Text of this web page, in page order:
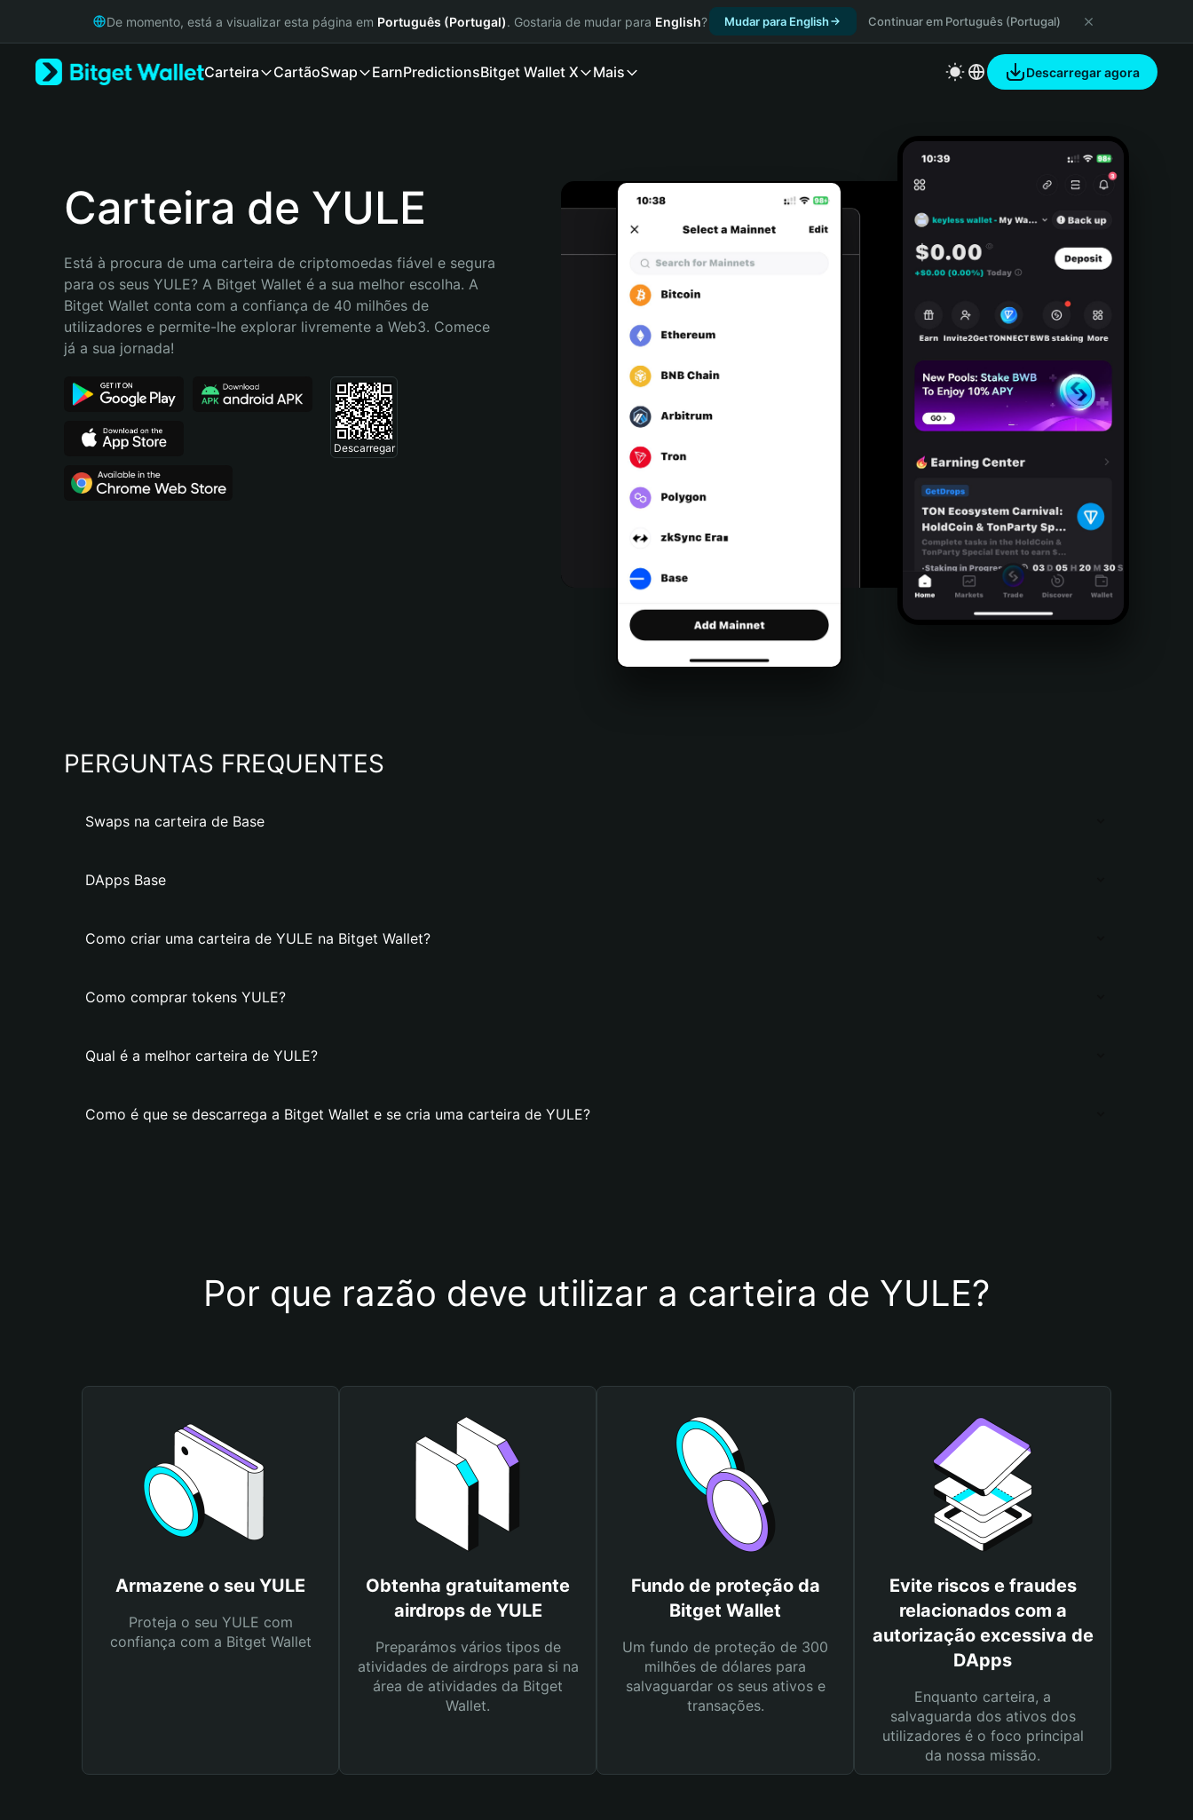
Русский
Bahasa Indonesia
Español (Argentina)
De momento, está a visualizar esta página em Português (Portugal). Gostaria de mudar para English? Mudar para English Continuar em Português (Portugal)
Carteira CartãoSwap EarnPredictionsBitget Wallet X Mais Descarregar agora
Carteira de YULE
Está à procura de uma carteira de criptomoedas fiável e segura
para os seus YULE? A Bitget Wallet é a sua melhor escolha. A
Bitget Wallet conta com a confiança de 40 milhões de
utilizadores e permite-lhe explorar livremente a Web3. Comece
já a sua jornada!
Descarregar
PERGUNTAS FREQUENTES
Swaps na carteira de Base
DApps Base
Como criar uma carteira de YULE na Bitget Wallet?
Como comprar tokens YULE?
Qual é a melhor carteira de YULE?
Como é que se descarrega a Bitget Wallet e se cria uma carteira de YULE?
Por que razão deve utilizar a carteira de YULE?
Armazene o seu YULE
Proteja o seu YULE com
confiança com a Bitget Wallet
Obtenha gratuitamente
airdrops de YULE
Preparámos vários tipos de
atividades de airdrops para si na
área de atividades da Bitget
Wallet.
Fundo de proteção da
Bitget Wallet
Um fundo de proteção de 300
milhões de dólares para
salvaguardar os seus ativos e
transações.
Evite riscos e fraudes
relacionados com a
autorização excessiva de
DApps
Enquanto carteira, a
salvaguarda dos ativos dos
utilizadores é o foco principal
da nossa missão.